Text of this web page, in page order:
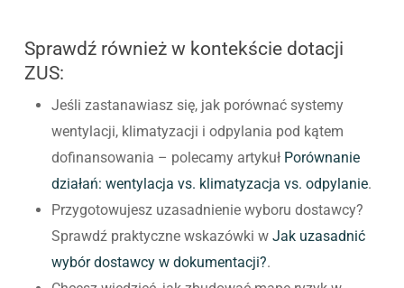
Sprawdź również w kontekście dotacji
ZUS:
Jeśli zastanawiasz się, jak porównać systemy
wentylacji, klimatyzacji i odpylania pod kątem
dofinansowania – polecamy artykuł Porównanie
działań: wentylacja vs. klimatyzacja vs. odpylanie.
Przygotowujesz uzasadnienie wyboru dostawcy?
Sprawdź praktyczne wskazówki w Jak uzasadnić
wybór dostawcy w dokumentacji?.